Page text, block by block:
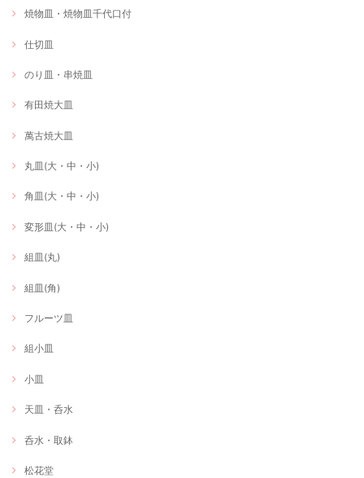
焼物皿・焼物皿千代口付
仕切皿
のり皿・串焼皿
有田焼大皿
萬古焼大皿
丸皿(大・中・小)
角皿(大・中・小)
変形皿(大・中・小)
組皿(丸)
組皿(角)
フルーツ皿
組小皿
小皿
天皿・呑水
呑水・取鉢
松花堂